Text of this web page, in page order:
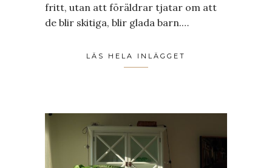
fritt, utan att föräldrar tjatar om att
de blir skitiga, blir glada barn.…
LÄS HELA INLÄGGET